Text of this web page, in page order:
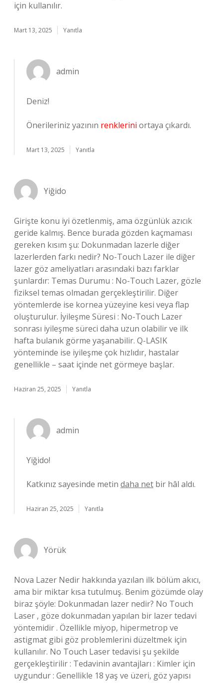
için kullanılır.
Mart 13, 2025 Yanıtla
admin
Deniz!
Önerileriniz yazının renklerini ortaya çıkardı.
Mart 13, 2025 Yanıtla
Yiğido
Girişte konu iyi özetlenmiş, ama özgünlük azıcık
geride kalmış. Bence burada gözden kaçmaması
gereken kısım şu: Dokunmadan lazerle diğer
lazerlerden farkı nedir? No-Touch Lazer ile diğer
lazer göz ameliyatları arasındaki bazı farklar
şunlardır: Temas Durumu : No-Touch Lazer, gözle
fiziksel temas olmadan gerçekleştirilir. Diğer
yöntemlerde ise kornea yüzeyine kesi veya flap
oluşturulur. İyileşme Süresi : No-Touch Lazer
sonrası iyileşme süreci daha uzun olabilir ve ilk
hafta bulanık görme yaşanabilir. Q-LASIK
yönteminde ise iyileşme çok hızlıdır, hastalar
genellikle – saat içinde net görmeye başlar.
Haziran 25, 2025 Yanıtla
admin
Yiğido!
Katkınız sayesinde metin daha net bir hâl aldı.
Haziran 25, 2025 Yanıtla
Yörük
Nova Lazer Nedir hakkında yazılan ilk bölüm akıcı,
ama bir miktar kısa tutulmuş. Benim gözümde olay
biraz şöyle: Dokunmadan lazer nedir? No Touch
Laser , göze dokunmadan yapılan bir lazer tedavi
yöntemidir . Özellikle miyop, hipermetrop ve
astigmat gibi göz problemlerini düzeltmek için
kullanılır. No Touch Laser tedavisi şu şekilde
gerçekleştirilir : Tedavinin avantajları : Kimler için
uygundur : Genellikle 18 yaş ve üzeri, göz yapısı